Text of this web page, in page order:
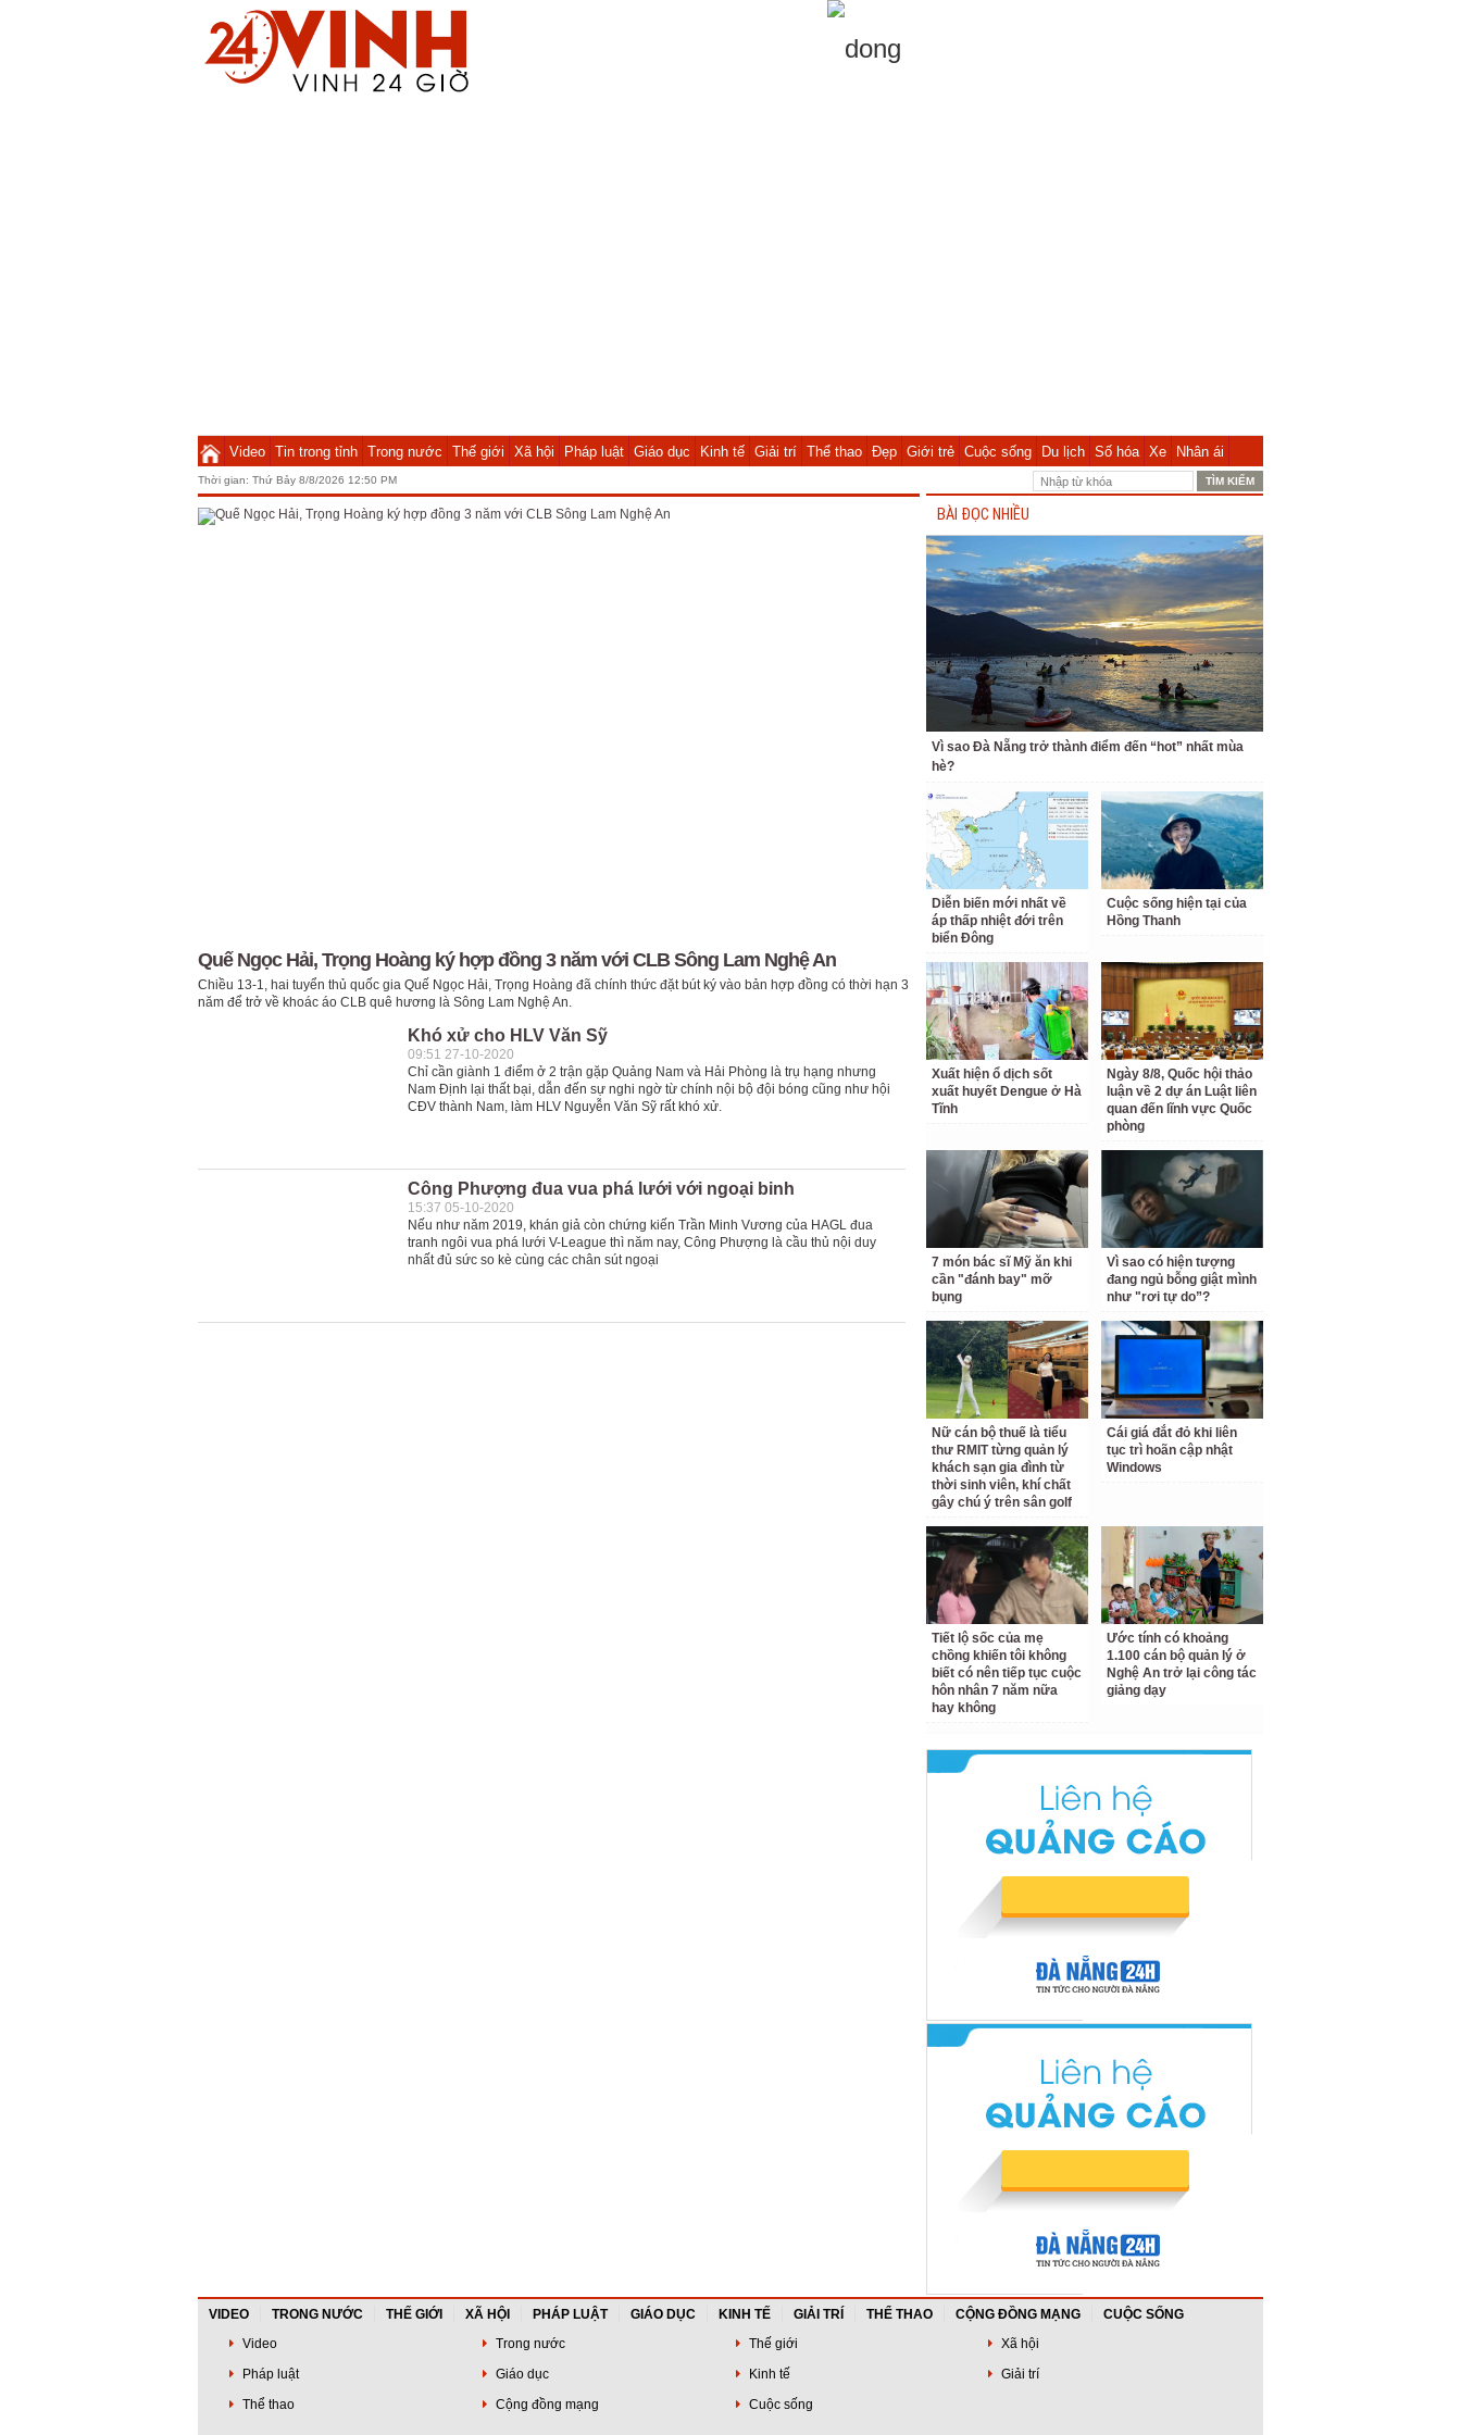
Video Tin trong tỉnh Trong nước Thế giới Xã hội Pháp luật Giáo dục Kinh tế Giải trí Thể thao Đẹp Giới trẻ Cuộc sống Du lịch Số hóa Xe Nhân ái
Thời gian: Thứ Bảy 8/8/2026 12:50 PM
Quế Ngọc Hải, Trọng Hoàng ký hợp đồng 3 năm với CLB Sông Lam Nghệ An
Chiều 13-1, hai tuyển thủ quốc gia Quế Ngọc Hải, Trọng Hoàng đã chính thức đặt bút ký vào bản hợp đồng có thời hạn 3
năm để trở về khoác áo CLB quê hương là Sông Lam Nghệ An.
Khó xử cho HLV Văn Sỹ
09:51 27-10-2020
Chỉ cần giành 1 điểm ở 2 trận gặp Quảng Nam và Hải Phòng là trụ hạng nhưng
Nam Định lại thất bại, dẫn đến sự nghi ngờ từ chính nội bộ đội bóng cũng như hội
CĐV thành Nam, làm HLV Nguyễn Văn Sỹ rất khó xử.
Công Phượng đua vua phá lưới với ngoại binh
15:37 05-10-2020
Nếu như năm 2019, khán giả còn chứng kiến Trần Minh Vương của HAGL đua
tranh ngôi vua phá lưới V-League thì năm nay, Công Phượng là cầu thủ nội duy
nhất đủ sức so kè cùng các chân sút ngoại
BÀI ĐỌC NHIỀU
Vì sao Đà Nẵng trở thành điểm đến “hot” nhất mùa
hè?
Diễn biến mới nhất về
áp thấp nhiệt đới trên
biển Đông
Cuộc sống hiện tại của
Hồng Thanh
Xuất hiện ổ dịch sốt
xuất huyết Dengue ở Hà
Tĩnh
Ngày 8/8, Quốc hội thảo
luận về 2 dự án Luật liên
quan đến lĩnh vực Quốc
phòng
7 món bác sĩ Mỹ ăn khi
cần "đánh bay" mỡ
bụng
Vì sao có hiện tượng
đang ngủ bỗng giật mình
như "rơi tự do”?
Nữ cán bộ thuế là tiểu
thư RMIT từng quản lý
khách sạn gia đình từ
thời sinh viên, khí chất
gây chú ý trên sân golf
Cái giá đắt đỏ khi liên
tục trì hoãn cập nhật
Windows
Tiết lộ sốc của mẹ
chồng khiến tôi không
biết có nên tiếp tục cuộc
hôn nhân 7 năm nữa
hay không
Ước tính có khoảng
1.100 cán bộ quản lý ở
Nghệ An trở lại công tác
giảng dạy
VIDEO TRONG NƯỚC THẾ GIỚI XÃ HỘI PHÁP LUẬT GIÁO DỤC KINH TẾ GIẢI TRÍ THỂ THAO CỘNG ĐỒNG MẠNG
CUỘC SỐNG
Video
Trong nước Thế giới
Xã hội
Pháp luật
Giáo dục Kinh tế
Giải trí
Thể thao
Cộng đồng mạng Cuộc sống